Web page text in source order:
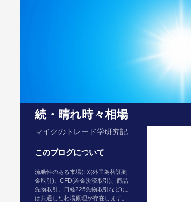
続・晴れ時々相場
マイクのトレード学研究記
このブログについて
流動性のある市場(FX(外国為替証拠
金取引)、CFD(差金決済取引)、商品
先物取引、日経225先物取引など)に
は共通した相場原理が存在します。